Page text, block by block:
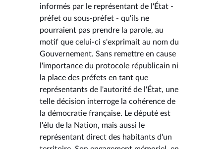
informés par le représentant de l'État -
préfet ou sous-préfet - qu'ils ne
pourraient pas prendre la parole, au
motif que celui-ci s'exprimait au nom du
Gouvernement. Sans remettre en cause
l'importance du protocole républicain ni
la place des préfets en tant que
représentants de l'autorité de l'État, une
telle décision interroge la cohérence de
la démocratie française. Le député est
l'élu de la Nation, mais aussi le
représentant direct des habitants d'un